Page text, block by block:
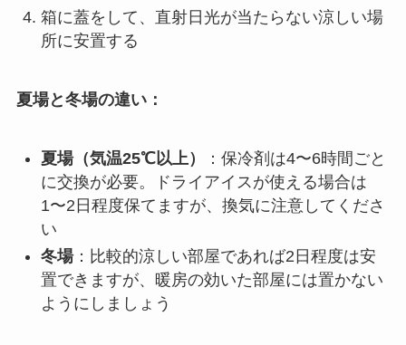
箱に蓋をして、直射日光が当たらない涼しい場
所に安置する
夏場と冬場の違い：
夏場（気温25℃以上）
：保冷剤は4〜6時間ごと
に交換が必要。ドライアイスが使える場合は
1〜2日程度保てますが、換気に注意してくださ
い
冬場：比較的涼しい部屋であれば2日程度は安
置できますが、暖房の効いた部屋には置かない
ようにしましょう